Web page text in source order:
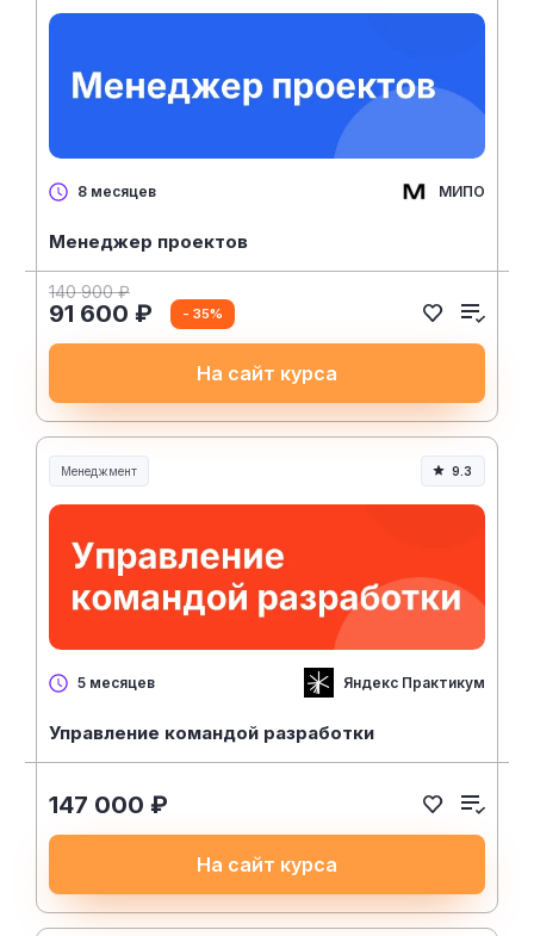
8 месяцев МИПО
Менеджер проектов
140 900 ₽
91 600 ₽ - 35%
На сайт курса
Менеджмент
Менеджмент и управление
9.3
5 месяцев Яндекс Практикум
Управление командой разработки
147 000 ₽
На сайт курса